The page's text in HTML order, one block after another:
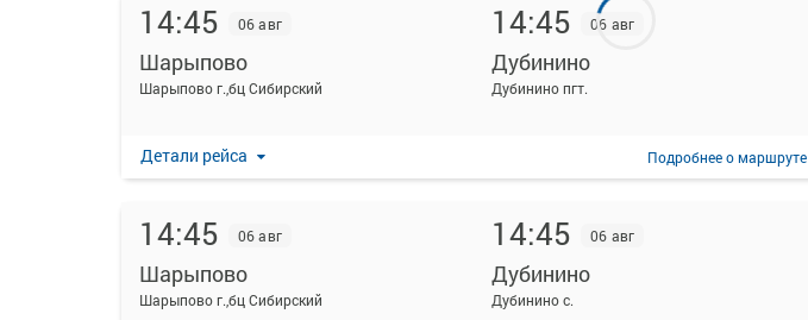
14:45 06 авг
Шарыпово
Шарыпово г.,бц Сибирский
14:45 06 авг
Дубинино
Дубинино пгт.
Детали рейса Подробнеео маршруте
14:45 06 авг
Шарыпово
Шарыпово г.,бц Сибирский
14:45 06 авг
Дубинино
Дубинино с.